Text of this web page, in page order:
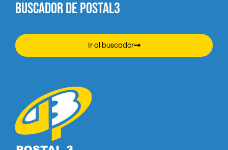
BUSCADOR DE POSTAL3
Ir al buscador